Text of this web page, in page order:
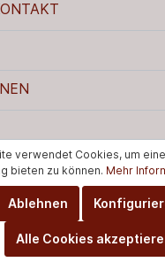
verwendet Cookies, um
bieten zu können. Mehr
Ablehnen
Alle Cookies